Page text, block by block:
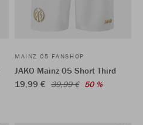
MAINZ 05 FANSHOP
JAKO Mainz 05 Short Third
19,99 € 39,99 € 50 %